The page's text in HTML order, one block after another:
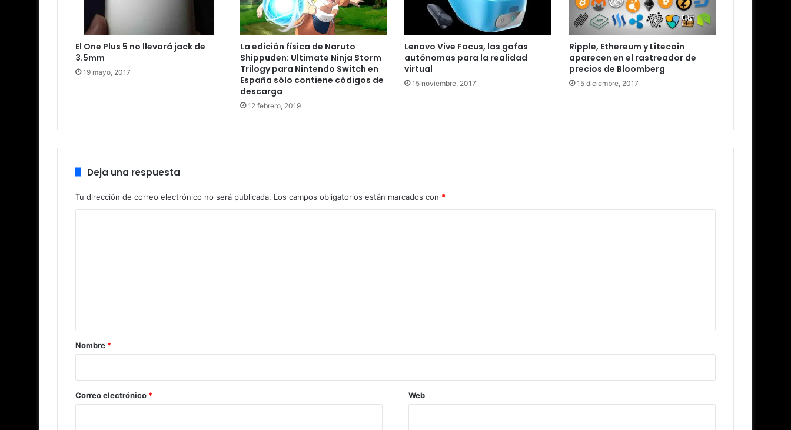
El One Plus 5 no llevará jack de
3.5mm
19 mayo, 2017
La edición física de Naruto
Shippuden: Ultimate Ninja Storm
Trilogy para Nintendo Switch en
España sólo contiene códigos de
descarga
12 febrero, 2019
Lenovo Vive Focus, las gafas
autónomas para la realidad
virtual
15 noviembre, 2017
Ripple, Ethereum y Litecoin
aparecen en el rastreador de
precios de Bloomberg
15 diciembre, 2017
Deja una respuesta
Tu dirección de correo electrónico no será publicada. Los campos obligatorios están marcados con *
r
*
Nombre *
Correo electrónico * Web